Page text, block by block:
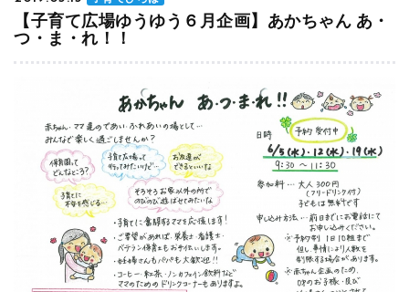
【子育て広場ゆうゆう６月企画】あかちゃん あ・
つ・ま・れ！！